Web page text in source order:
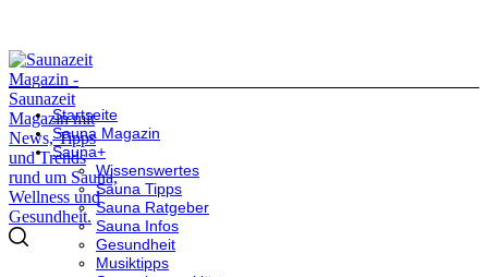
Startseite
Sauna Magazin
Sauna+
Wissenswertes
Sauna Tipps
Sauna Ratgeber
Sauna Infos
Gesundheit
Musiktipps